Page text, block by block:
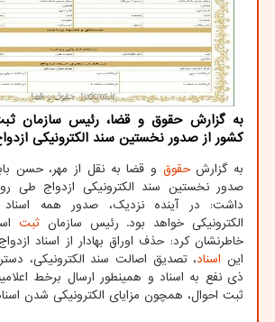
به گزارش حقوق و قضا، رئیس سازمان
کشور از صدور نخستین سند الکترونیکی
به گزارشحقوق و قضا به نقل از مهر، حسن
صدور نخستین سند الکترونیکی ازدواج طی
داشت: در آینده نزدیک، صدور همه
الکترونیکی خواهد بود. رئیس سازمان ثبت
خاطرنشان کرد: حذف اوراق بهادار از اسناد
این اسناد، تصدیق اصالت سند الکترونیکی،
ذی نفع به اسناد و همینطور ارسال برخط
ثبت احوال، همچون مزایای الکترونیکی شدن